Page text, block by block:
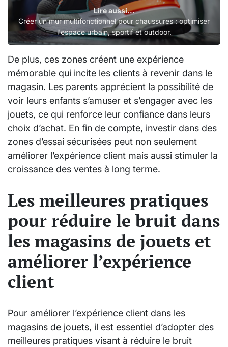
Lire aussi...
Créer un mur multifonctionnel pour chaussures : optimiser
l'espace urbain, sportif et outdoor.
De plus, ces zones créent une expérience
mémorable qui incite les clients à revenir dans le
magasin. Les parents apprécient la possibilité de
voir leurs enfants s’amuser et s’engager avec les
jouets, ce qui renforce leur confiance dans leurs
choix d’achat. En fin de compte, investir dans des
zones d’essai sécurisées peut non seulement
améliorer l’expérience client mais aussi stimuler la
croissance des ventes à long terme.
Les meilleures pratiques
pour réduire le bruit dans
les magasins de jouets et
améliorer l’expérience
client
Pour améliorer l’expérience client dans les
magasins de jouets, il est essentiel d’adopter des
meilleures pratiques visant à réduire le bruit